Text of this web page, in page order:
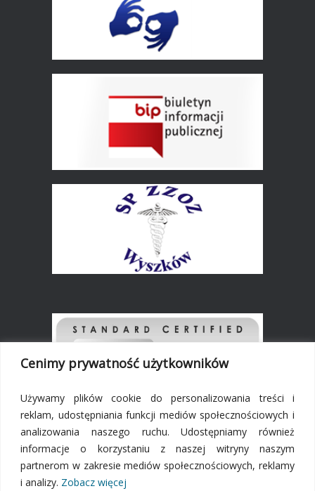
Cenimy prywatność użytkowników
Używamy plików cookie do personalizowania treści i
reklam, udostępniania funkcji mediów społecznościowych i
analizowania naszego ruchu. Udostępniamy również
informacje o korzystaniu z naszej witryny naszym
partnerom w zakresie mediów społecznościowych, reklamy
i analizy. Zobacz więcej
DEKLARACJA DOSTĘPNOŚCI
POLITYKA PRYWATNOŚCI